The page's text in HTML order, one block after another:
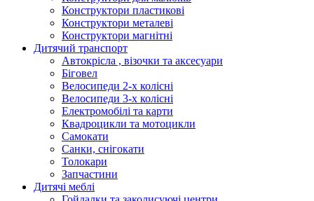
Конструктори пластикові
Конструктори металеві
Конструктори магнітні
Дитячий транспорт
Автокрісла , візочки та аксесуари
Біговел
Велосипеди 2-х колісні
Велосипеди 3-х колісні
Електромобілі та карти
Квадроцикли та мотоцикли
Самокати
Санки, снігокати
Толокари
Запчастини
Дитячі меблі